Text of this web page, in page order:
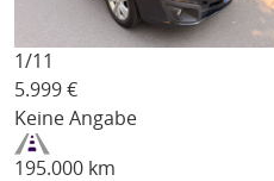
1/11
5.999 €
Keine Angabe
195.000 km